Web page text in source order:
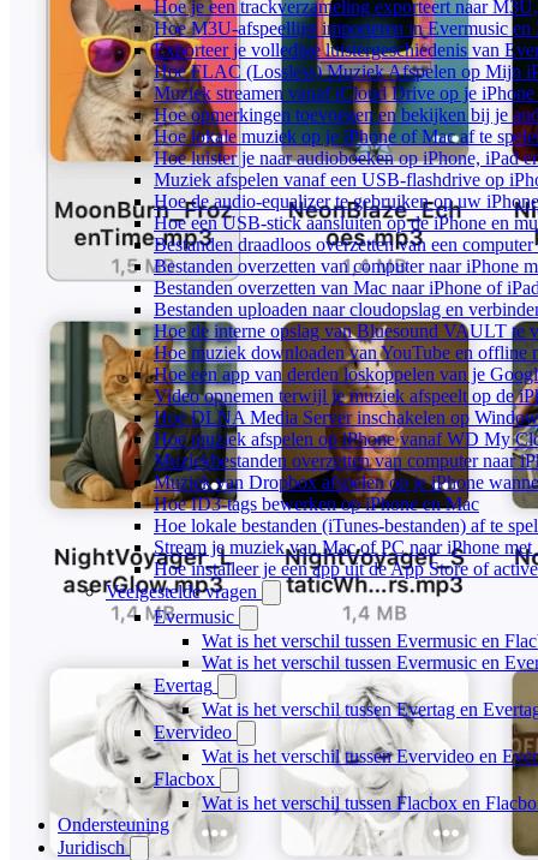
Hoe je een trackverzameling exporteert naar
Hoe M3U-afspeellijst importeren in Evermusic en
Exporteer je volledige luistergeschiedenis van
Hoe FLAC (Lossless) Muziek Afspelen op Mijn
Muziek streamen vanaf iCloud Drive op je
Hoe opmerkingen toevoegen en bekijken bij je
Hoe lokale muziek op je iPhone of Mac af te
Hoe luister je naar audioboeken op iPhone, iPad
Muziek afspelen vanaf een USB-flashdrive op
Hoe de audio-equalizer te gebruiken op uw
Hoe een USB-stick aansluiten op de iPhone en
Bestanden draadloos overzetten van een
Bestanden overzetten van computer naar iPhone
Bestanden overzetten van Mac naar iPhone of
Bestanden uploaden naar cloudopslag en
Hoe de interne opslag van Bluesound VAULT te
Hoe muziek downloaden van YouTube en offline
Hoe een app van derden loskoppelen van je
Video opnemen terwijl je muziek afspeelt op de
Hoe DLNA Media Server inschakelen op
Hoe muziek afspelen op iPhone vanaf WD My
Muziekbestanden overzetten van computer naar
Muziek van Dropbox afspelen op je iPhone
Hoe ID3-tags bewerken op iPhone en Mac
Hoe lokale bestanden (iTunes-bestanden) af te
Stream je muziek van Mac of PC naar iPhone
Hoe installeer je een app uit de App Store of
Veelgestelde vragen
Evermusic
Wat is het verschil tussen Evermusic en
Wat is het verschil tussen Evermusic en
Evertag
Wat is het verschil tussen Evertag en
Evervideo
Wat is het verschil tussen Evervideo en
Flacbox
Wat is het verschil tussen Flacbox en
Ondersteuning
Juridisch